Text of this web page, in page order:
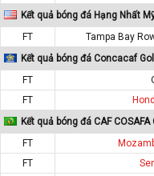
Kết quả bóng đá Hạng Nhất
FT
Tampa Bay
Kết quả bóng đá Concacaf
FT
FT
Kết quả bóng đá CAF COSAFA
FT
FT